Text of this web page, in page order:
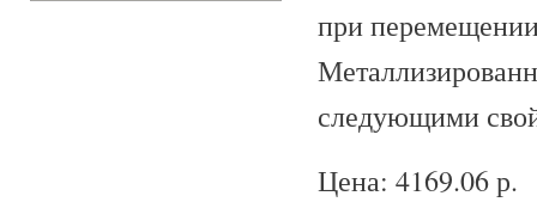
при
следующими
Цена: 4169.06 р.